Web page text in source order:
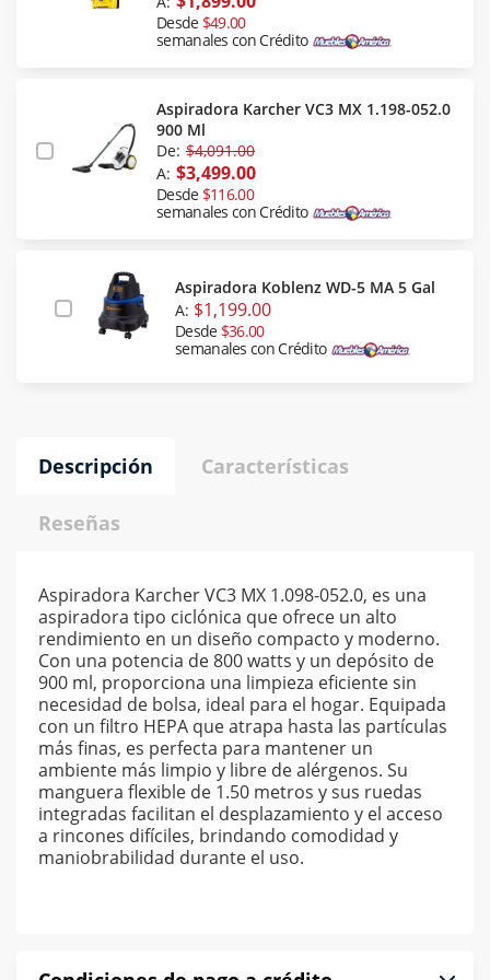
Desde $49.00
semanales con Crédito
Aspiradora Karcher VC3 MX 1.198-052.0
900 Ml
De: $4,091.00
A: $3,499.00
Desde $116.00
semanales con Crédito
Aspiradora Koblenz WD-5 MA 5 Gal
A: $1,199.00
Desde $36.00
semanales con Crédito
Descripción Características
Reseñas
Aspiradora Karcher VC3 MX 1.098-052.0, es una
aspiradora tipo ciclónica que ofrece un alto
rendimiento en un diseño compacto y moderno.
Con una potencia de 800 watts y un depósito de
900 ml, proporciona una limpieza eficiente sin
necesidad de bolsa, ideal para el hogar. Equipada
con un filtro HEPA que atrapa hasta las partículas
más finas, es perfecta para mantener un
ambiente más limpio y libre de alérgenos. Su
manguera flexible de 1.50 metros y sus ruedas
integradas facilitan el desplazamiento y el acceso
a rincones difíciles, brindando comodidad y
maniobrabilidad durante el uso.